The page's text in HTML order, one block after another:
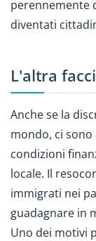
perennemente
diventati
L'altra
Anche se la
mondo, ci
condizioni
locale. Il
immigrati nei
guadagnare in
Uno dei motivi